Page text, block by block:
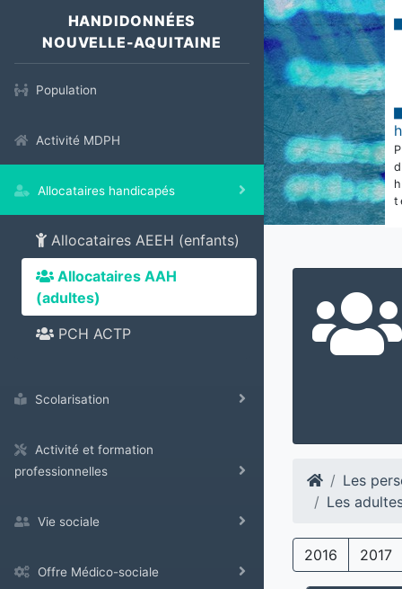
HANDIDONNÉES
NOUVELLE-AQUITAINE
Population
Activité MDPH
Allocataires handicapés
Allocataires AEEH (enfants)
Allocataires AAH
(adultes)
PCH ACTP
Scolarisation
Activité et formation
professionnelles
Vie sociale
Offre Médico-sociale
Les
Les
2016 2017